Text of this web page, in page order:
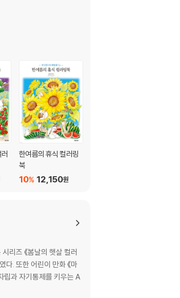
한여름의 휴식 컬러링
북
12,150원
10%
리즈 《봄날의 햇살 컬러
다. 또한 어린이 만화 《마
립과 자기통제를 키우는 A